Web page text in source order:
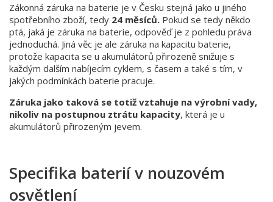
Zákonná záruka na baterie je v Česku stejná jako u jiného
spotřebního zboží, tedy 24 měsíců. Pokud se tedy někdo
ptá, jaká je záruka na baterie, odpověď je z pohledu práva
jednoduchá. Jiná věc je ale záruka na kapacitu baterie,
protože kapacita se u akumulátorů přirozeně snižuje s
každým dalším nabíjecím cyklem, s časem a také s tím, v
jakých podmínkách baterie pracuje.
Záruka jako taková se totiž vztahuje na výrobní vady,
nikoliv na postupnou ztrátu kapacity, která je u
akumulátorů přirozeným jevem.
Specifika baterií v nouzovém
osvětlení